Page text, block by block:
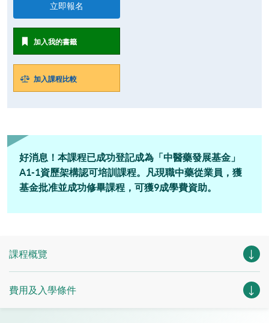
立即報名
加入我的書籤
加入課程比較
好消息！本課程已成功登記成為「中醫藥發展基金」
A1-1資歷架構認可培訓課程。凡現職中藥從業員，獲
基金批准並成功修畢課程，可獲9成學費資助。
課程概覽
費用及入學條件